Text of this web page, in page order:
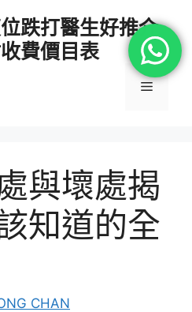
跌打醫生好推介
費價目表
選
與壞處揭
知道的全
CHAN